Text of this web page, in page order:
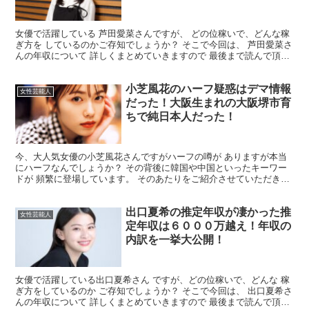
女優で活躍している 芦田愛菜さんですが、 どの位稼いで、どんな稼
ぎ方を しているのかご存知でしょうか？ そこで今回は、 芦田愛菜さ
んの年収について 詳しくまとめていきますので 最後まで読んで頂け
女性芸能人
小芝風花のハーフ疑惑はデマ情報
だった！大阪生まれの大阪堺市育
ちで純日本人だった！
今、大人気女優の小芝風花さんですがハーフの噂が ありますが本当
にハーフなんでしょうか？ その背後に韓国や中国といったキーワー
ドが 頻繁に登場しています。 そのあたりをご紹介させていただきま
女性芸能人
出口夏希の推定年収が凄かった推
定年収は６０００万越え！年収の
内訳を一挙大公開！
女優で活躍している出口夏希さん ですが、どの位稼いで、どんな 稼
ぎ方をしているのか ご存知でしょうか？ そこで今回は、 出口夏希さ
んの年収について 詳しくまとめていきますので 最後まで読んで頂け